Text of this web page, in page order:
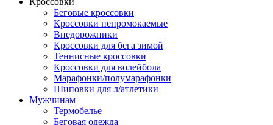
Беговые кроссовки
Кроссовки непромокаемые
Внедорожники
Кроссовки для бега зимой
Теннисные кроссовки
Кроссовки для волейбола
Марафонки/полумарафонки
Шиповки для л/атлетики
Мужчинам
Термобелье
Беговая одежда